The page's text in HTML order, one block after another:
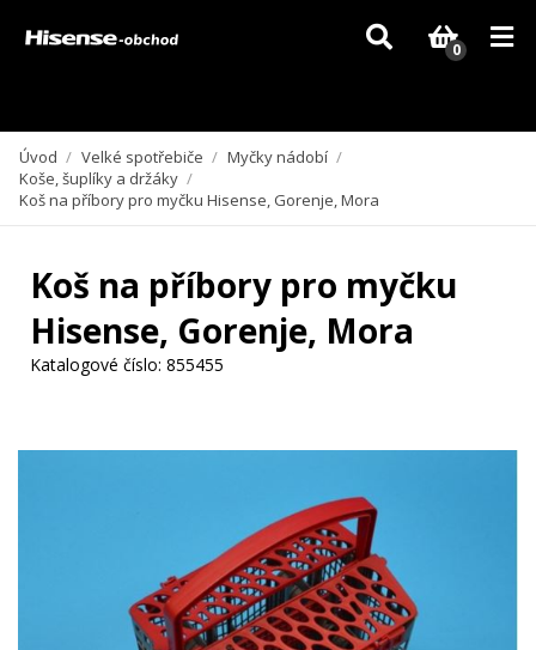
Vzhledem k aktuální situaci se může dodání dílů, které nejsou skladem,
zpozdit. Děkujeme za pochopení.
0
Úvod / Velké spotřebiče / Myčky nádobí /
Koše, šuplíky a držáky /
Koš na příbory pro myčku Hisense, Gorenje, Mora
Koš na příbory pro myčku
Hisense, Gorenje, Mora
Katalogové číslo: 855455